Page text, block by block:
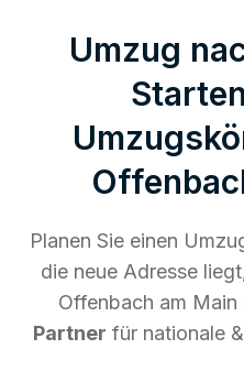
Umzug
Planen Sie einen
die neue Adresse
Offenbach am Main
Partner für nationale